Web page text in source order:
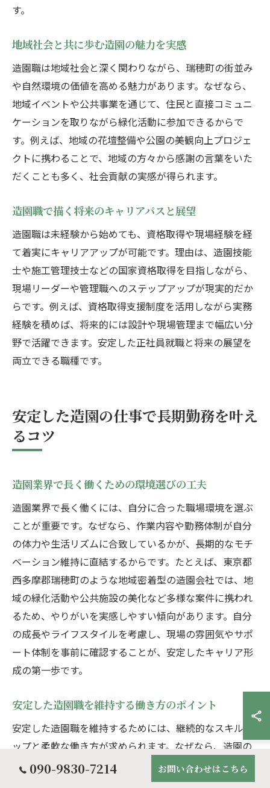
す。
地域社会と共に歩む造園の魅力を実感
造園職は地域社会と深く関わりながら、瑞穂町の街並み
や自然環境の価値を高める魅力があります。なぜなら、
地域イベントや公共事業を通じて、住民と直接コミュニ
ケーションを取りながら緑化活動に参加できるからで
す。例えば、地域の花壇整備や公園の美観向上プロジェ
クトに携わることで、地域の方々から感謝の言葉をいた
だくことも多く、社会貢献の実感が得られます。
造園職で描く将来のキャリアパスと展望
造園職は未経験から始めても、資格取得や現場経験を経
て着実にキャリアアップが可能です。理由は、造園技能
士や施工管理技士などの国家資格取得を目指しながら、
現場リーダーや管理職へのステップアップが現実的だか
らです。例えば、資格取得支援制度を活用しながら実務
経験を積めば、将来的には設計や現場管理まで幅広い分
野で活躍できます。安定した正社員就職と将来の展望を
両立できる職種です。
安定した造園の仕事で長期勤務を叶え
るコツ
造園業界で長く働くための環境選びの工夫
造園業界で長く働くには、自分に合った職場環境を選ぶ
ことが重要です。なぜなら、作業内容や勤務体制が自分
の体力や生活リズムに合致しているかが、長期的なモチ
ベーション維持に直結するからです。たとえば、東京都
西多摩郡瑞穂町のような地域密着型の造園会社では、地
域の緑化活動や公共施設の美化など多様な案件に携われ
るため、やりがいを実感しやすい傾向があります。自分
の成長やライフスタイルを考慮し、現場の雰囲気やサポ
ート体制を事前に確認することが、安定したキャリア形
成の第一歩です。
安定した造園職を維持する働き方のポイント
安定した造園職を維持するためには、継続的なスキルア
ップと柔軟な働き方が求められます。なぜなら、造園の
現場では季節や案件ごとに仕事内容が変化し、幅広い技
術・知識が必要とされるからです。具体的には、定期的
090-9830-7214 お問い合わせはこちら